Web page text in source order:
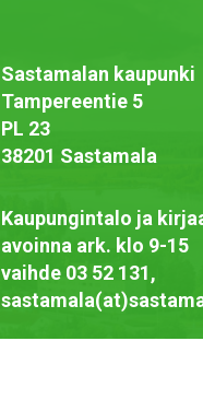
Sastamalan kaupunki
Tampereentie 5
PL 23
38201 Sastamala
Kaupungintalo ja
avoinna ark. klo 9-15
vaihde 03 52 131,